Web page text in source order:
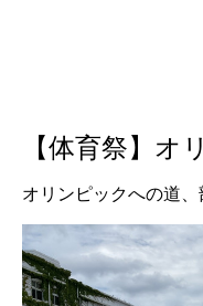
【体育祭】オ
オリンピックへの道、